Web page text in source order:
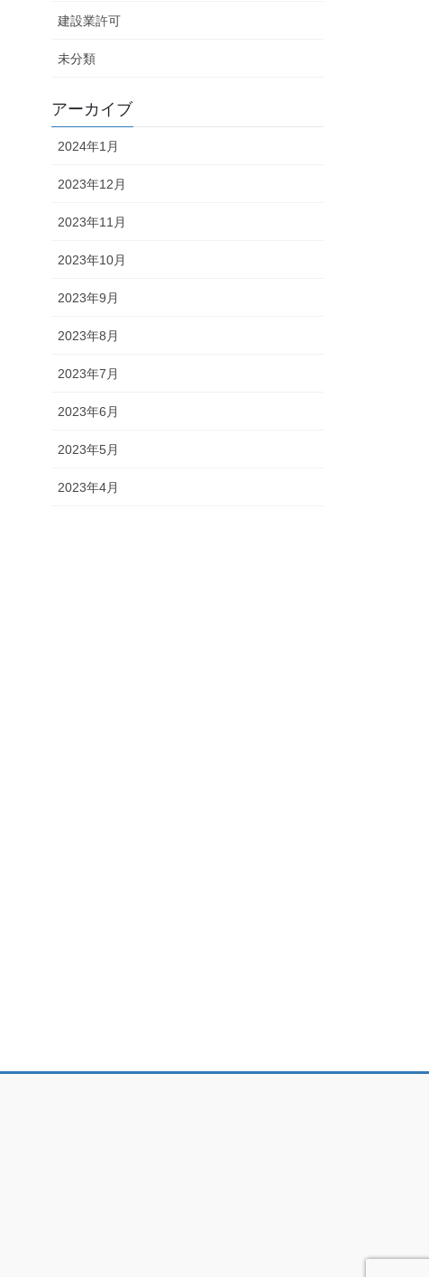
建設業許可
未分類
アーカイブ
2024年1月
2023年12月
2023年11月
2023年10月
2023年9月
2023年8月
2023年7月
2023年6月
2023年5月
2023年4月